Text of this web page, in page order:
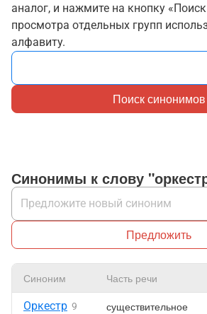
аналог, и нажмите на кнопку
просмотра отдельных групп
алфавиту.
Поиск синонимов
Синонимы к слову
Предложить
Синоним Часть речи
Оркестр 9 существительное